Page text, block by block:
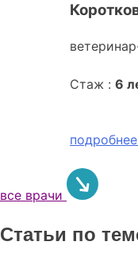
Стаж : 6
подробнее
все врачи
Статьи по